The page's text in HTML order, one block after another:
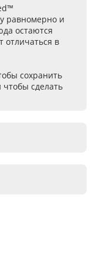
равномерно и
остаются
отличаться в
сохранить
сделать
1 год
электрические